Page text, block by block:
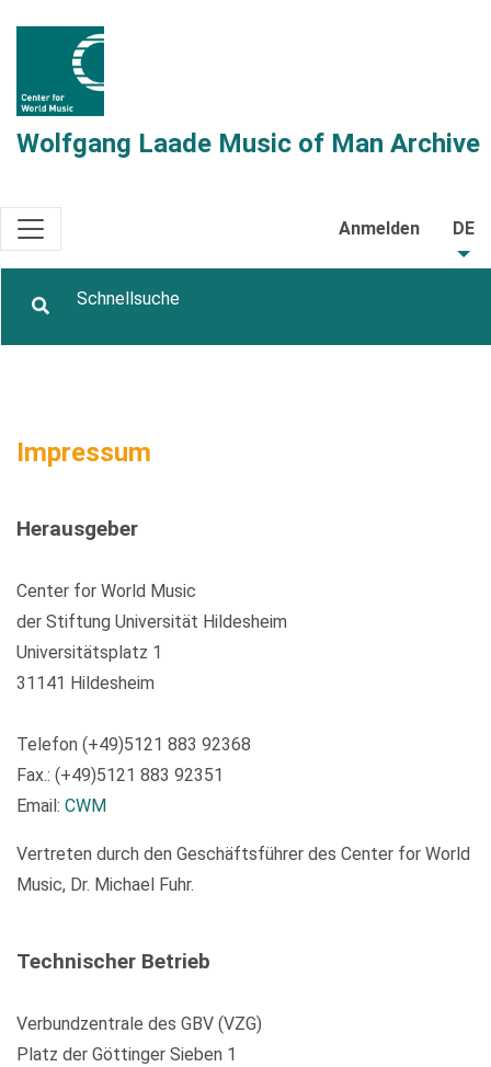
Wolfgang Laade Music of Man Archive
Anmelden DE
Impressum
Herausgeber
Center for World Music
der Stiftung Universität Hildesheim
Universitätsplatz 1
31141 Hildesheim
Telefon (+49)5121 883 92368
Fax.: (+49)5121 883 92351
Email: CWM
Vertreten durch den Geschäftsführer des Center for World
Music, Dr. Michael Fuhr.
Technischer Betrieb
Verbundzentrale des GBV (VZG)
Platz der Göttinger Sieben 1